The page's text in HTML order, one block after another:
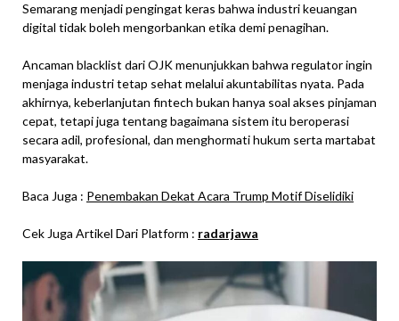
Semarang menjadi pengingat keras bahwa industri keuangan
digital tidak boleh mengorbankan etika demi penagihan.
Ancaman blacklist dari OJK menunjukkan bahwa regulator ingin
menjaga industri tetap sehat melalui akuntabilitas nyata. Pada
akhirnya, keberlanjutan fintech bukan hanya soal akses pinjaman
cepat, tetapi juga tentang bagaimana sistem itu beroperasi
secara adil, profesional, dan menghormati hukum serta martabat
masyarakat.
Baca Juga : Penembakan Dekat Acara Trump Motif Diselidiki
Cek Juga Artikel Dari Platform : radarjawa